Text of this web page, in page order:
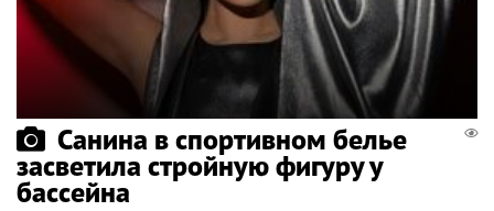
Санина в спортивном белье
засветила стройную фигуру у
бассейна